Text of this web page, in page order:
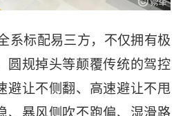
系标配易三方，不仅拥有极
圆规掉头等颠覆传统的驾控
避让不侧翻、高速避让不甩
、暴风侧吹不跑偏、湿滑路